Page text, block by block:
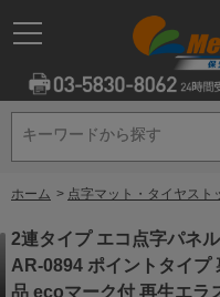
キーワードから探す
キーワードから探す
ホーム > 点字マット・タイヤスト
2連タイプ エコ点字パネ
AR-0894 ポイントタイプ
品 ecoマーク付 再生エラ